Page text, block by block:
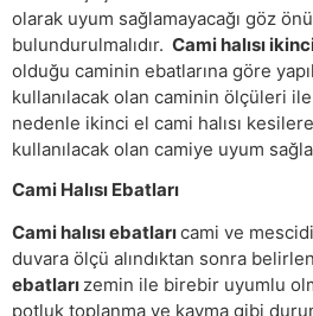
olarak uyum sağlamayacağı göz
bulundurulmalıdır. Cami halısı
olduğu caminin ebatlarına göre
kullanılacak olan caminin ölçüleri
nedenle ikinci el cami halısı
kullanılacak olan camiye uyum
Cami Halısı Ebatları
Cami halısı ebatlarıcami ve
duvara ölçü alındıktan sonra
ebatları zemin ile birebir uyumlu
potluk toplanma ve kayma gibi